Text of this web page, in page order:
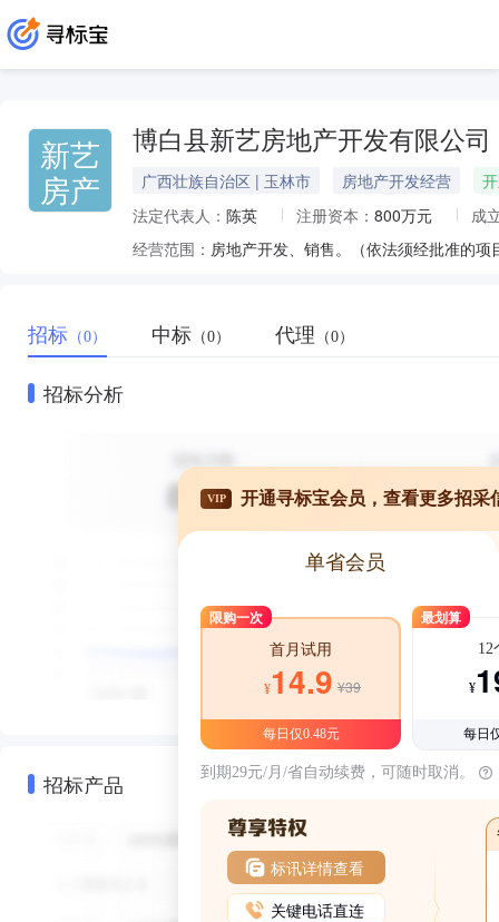
新艺
房产
博白县新艺房地产开发有限公司
广西壮族自治区 | 玉林市 房地产开发经营
法定代表人： 陈英 注册资本： 800万元
成
经营范围： 房地产开发、销售。（依法须经批准的
招标 （0） 中标 （0） 代理 （0）
招标分析
招标产品
VIP 开通寻标宝会员，查看更多招采
单省会员
限购一次
首月试用
¥14.9 ¥39
每日仅0.48元
最划算
12
¥
每日
到期29元/月/省自动续费，可随时取消。
标讯详情查看
关键电话直连